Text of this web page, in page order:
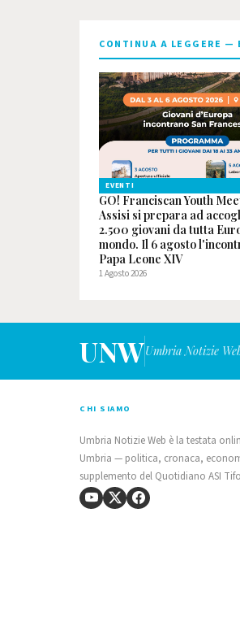
CONTINUA A LEGGERE —
EVENTI
GO! Franciscan Youth
Assisi si prepara ad
2.500 giovani da tutta
mondo. Il 6 agosto
Papa Leone XIV
1 Agosto 2026
UNWUmbria Notizie
CHI SIAMO
Umbria Notizie Web è la testata
Umbria — politica, cronaca,
supplemento del Quotidiano ASI